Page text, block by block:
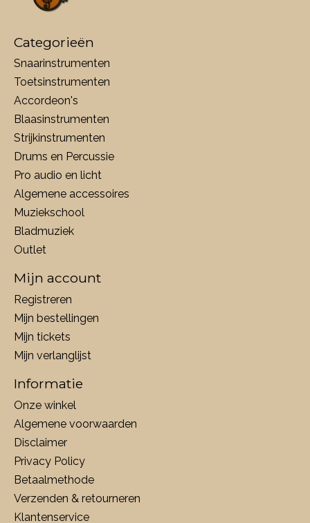
Categorieën
Snaarinstrumenten
Toetsinstrumenten
Accordeon's
Blaasinstrumenten
Strijkinstrumenten
Drums en Percussie
Pro audio en licht
Algemene accessoires
Muziekschool
Bladmuziek
Outlet
Mijn account
Registreren
Mijn bestellingen
Mijn tickets
Mijn verlanglijst
Informatie
Onze winkel
Algemene voorwaarden
Disclaimer
Privacy Policy
Betaalmethode
Verzenden & retourneren
Klantenservice